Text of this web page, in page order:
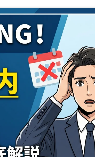
経営知識発信
サービス一覧
開催中の相談会
行に決算書を提出する際の必要
類と銀行員が見るポイントを解
説します
資金調達トピック
ム 顧問契約コラム
確定拠出年金コラム